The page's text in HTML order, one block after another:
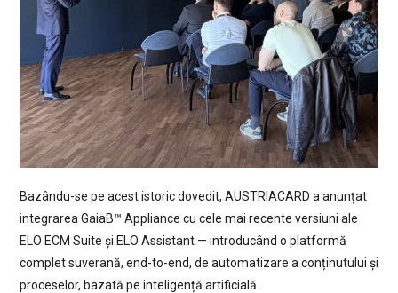
Bazându-se pe acest istoric dovedit, AUSTRIACARD a anunțat
integrarea GaiaB™ Appliance cu cele mai recente versiuni ale
ELO ECM Suite și ELO Assistant — introducând o platformă
complet suverană, end-to-end, de automatizare a conținutului și
proceselor, bazată pe inteligență artificială.